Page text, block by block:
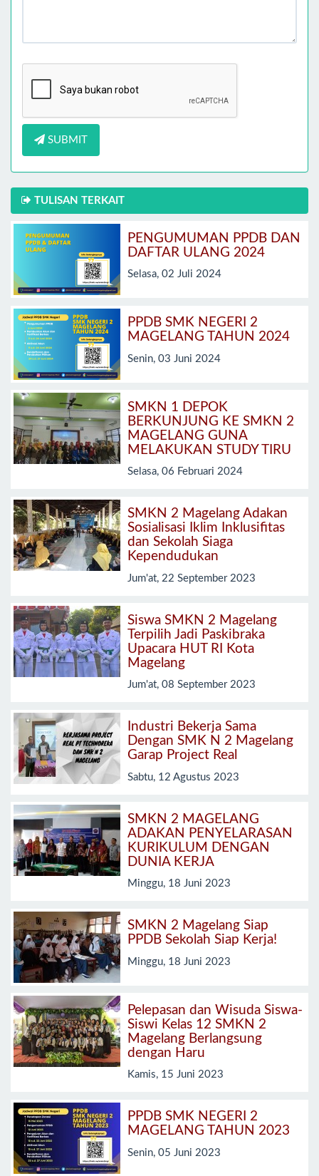
SUBMIT
TULISAN TERKAIT
PENGUMUMAN PPDB DAN
DAFTAR ULANG 2024
Selasa, 02 Juli 2024
PPDB SMK NEGERI 2
MAGELANG TAHUN 2024
Senin, 03 Juni 2024
SMKN 1 DEPOK
BERKUNJUNG KE SMKN 2
MAGELANG GUNA
MELAKUKAN STUDY TIRU
Selasa, 06 Februari 2024
SMKN 2 Magelang Adakan
Sosialisasi Iklim Inklusifitas
dan Sekolah Siaga
Kependudukan
Jum'at, 22 September 2023
Siswa SMKN 2 Magelang
Terpilih Jadi Paskibraka
Upacara HUT RI Kota
Magelang
Jum'at, 08 September 2023
Industri Bekerja Sama
Dengan SMK N 2 Magelang
Garap Project Real
Sabtu, 12 Agustus 2023
SMKN 2 MAGELANG
ADAKAN PENYELARASAN
KURIKULUM DENGAN
DUNIA KERJA
Minggu, 18 Juni 2023
SMKN 2 Magelang Siap
PPDB Sekolah Siap Kerja!
Minggu, 18 Juni 2023
Pelepasan dan Wisuda Siswa-
Siswi Kelas 12 SMKN 2
Magelang Berlangsung
dengan Haru
Kamis, 15 Juni 2023
PPDB SMK NEGERI 2
MAGELANG TAHUN 2023
Senin, 05 Juni 2023